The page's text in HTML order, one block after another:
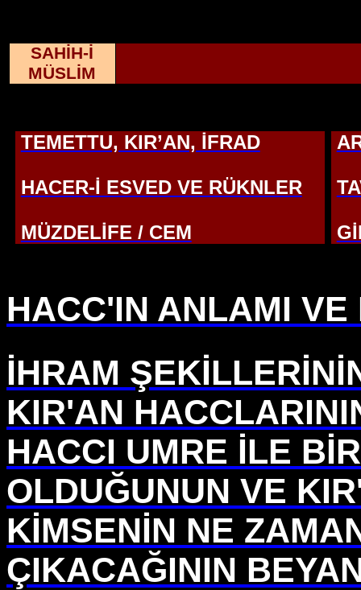
SAHİH-İ
MÜSLİM
TEMETTU, KIR’AN, İFRAD
HACER-İ ESVED VE RÜKNLER
MÜZDELİFE / CEM
HACC'IN ANLAMI VE
İHRAM
KIR'AN
HACCI UMRE İLE
OLDUĞUNUN VE
KİMSENİN NE
ÇIKACAĞININ